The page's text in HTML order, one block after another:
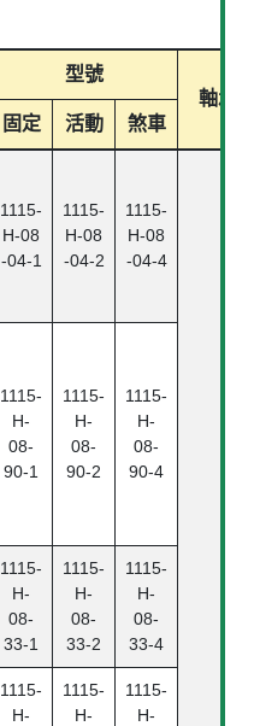
型號
軸承
固定
活動 煞車
1115-
H-08
-04-1
1115-
H-08
-04-2
1115-
H-08
-04-4
1115-
H-
08-
90-1
1115-
H-
08-
90-2
1115-
H-
08-
90-4
1115-
H-
08-
33-1
1115-
H-
08-
33-2
1115-
H-
08-
33-4
1115-
H-
1115-
H-
1115-
H-